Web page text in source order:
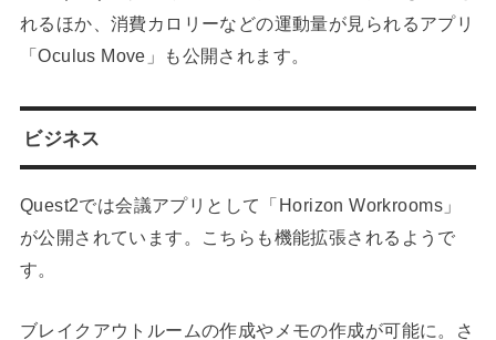
れるほか、消費カロリーなどの運動量が見られるアプリ
「Oculus Move」も公開されます。
ビジネス
Quest2では会議アプリとして「Horizon Workrooms」
が公開されています。こちらも機能拡張されるようで
す。
ブレイクアウトルームの作成やメモの作成が可能に。さ